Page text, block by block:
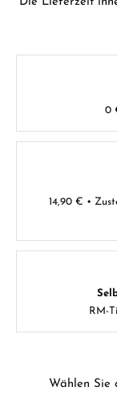
0
14,90 € •
RM-
Wählen Sie